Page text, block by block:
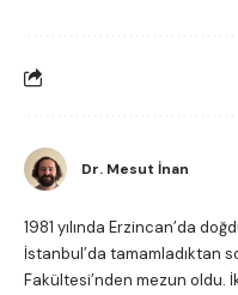
Dr. Mesut İnan
1981 yılında Erzincan’da
İstanbul’da tamamladıktan
Fakültesi’nden mezun oldu.